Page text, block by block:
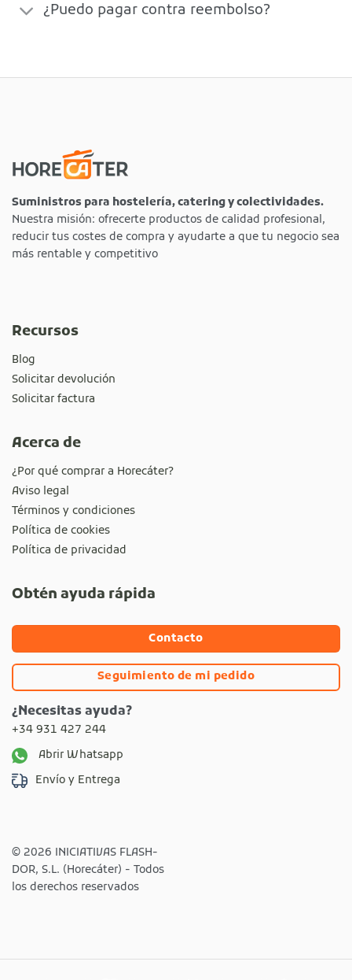
¿Puedo pagar contra reembolso?
Suministros para hostelería, catering y colectividades.
Nuestra misión: ofrecerte productos de calidad profesional,
reducir tus costes de compra y ayudarte a que tu negocio sea
más rentable y competitivo
Recursos
Blog
Solicitar devolución
Solicitar factura
Acerca de
¿Por qué comprar a Horecáter?
Aviso legal
Términos y condiciones
Política de cookies
Política de privacidad
Obtén ayuda rápida
Contacto
Seguimiento de mi pedido
¿Necesitas ayuda?
+34 931 427 244
Abrir Whatsapp
Envío y Entrega
© 2026 INICIATIVAS FLASH-
DOR, S.L. (Horecáter) - Todos
los derechos reservados